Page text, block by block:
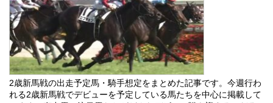
2歳新馬戦の出走予定馬・騎手想定をまとめた記事です。今週行わ
れる2歳新馬戦でデビューを予定している馬たちを中心に掲載して